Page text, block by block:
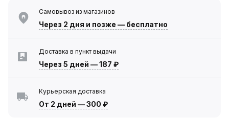
Самовывоз из магазинов
Через 2 дня и позже — бесплатно
Доставка в пункт выдачи
Через 5 дней —187 ₽
Курьерская доставка
От 2 дней —300 ₽